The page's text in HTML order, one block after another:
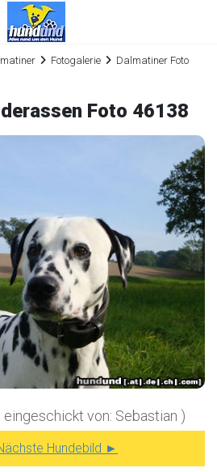
Fotogalerie
Dalmatiner Foto
Foto 46138
eingeschickt von: Sebastian )
Hundebild ►